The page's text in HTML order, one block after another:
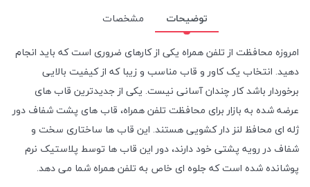
توضیحات
مشخصات
امروزه محافظت از تلفن همراه یکی از کارهای ضروری است که باید انجام
دهید. انتخاب یک کاور و قاب مناسب و زیبا که از کیفیت بالایی
برخوردار باشد کار چندان آسانی نیست. یکی از جدیدترین قاب های
عرضه شده به بازار برای محافظت تلفن همراه، قاب های پشت شفاف دور
ژله ای محافظ لنز دار کشویی هستند. این قاب ها ساختاری سخت و
شفاف در رویه پشتی خود دارند، دور این قاب ها توسط پلاستیک نرم
پوشانده شده است که جلوه ای خاص به تلفن همراه شما می دهد.